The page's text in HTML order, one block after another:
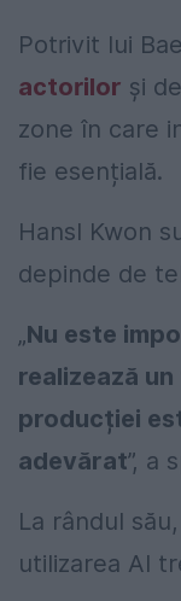
Potrivit lui
actorilor și
zone în care
fie esențială.
Hansl Kwon
depinde de
„Nu este
realizează
producției
adevărat”, a
La rândul
utilizarea AI